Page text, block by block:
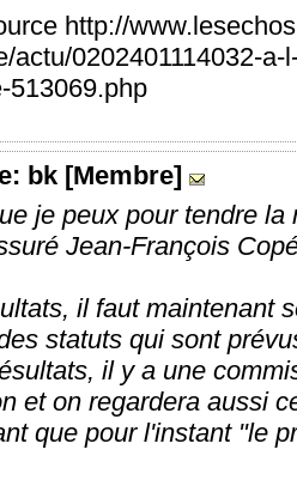
http://
actu/0202401114032-
513069.php
bk [Membre]
je peux pour tendre
Jean-François
il faut maintenant
statuts qui sont
il y a une
et on regardera aussi
que pour l'instant "le